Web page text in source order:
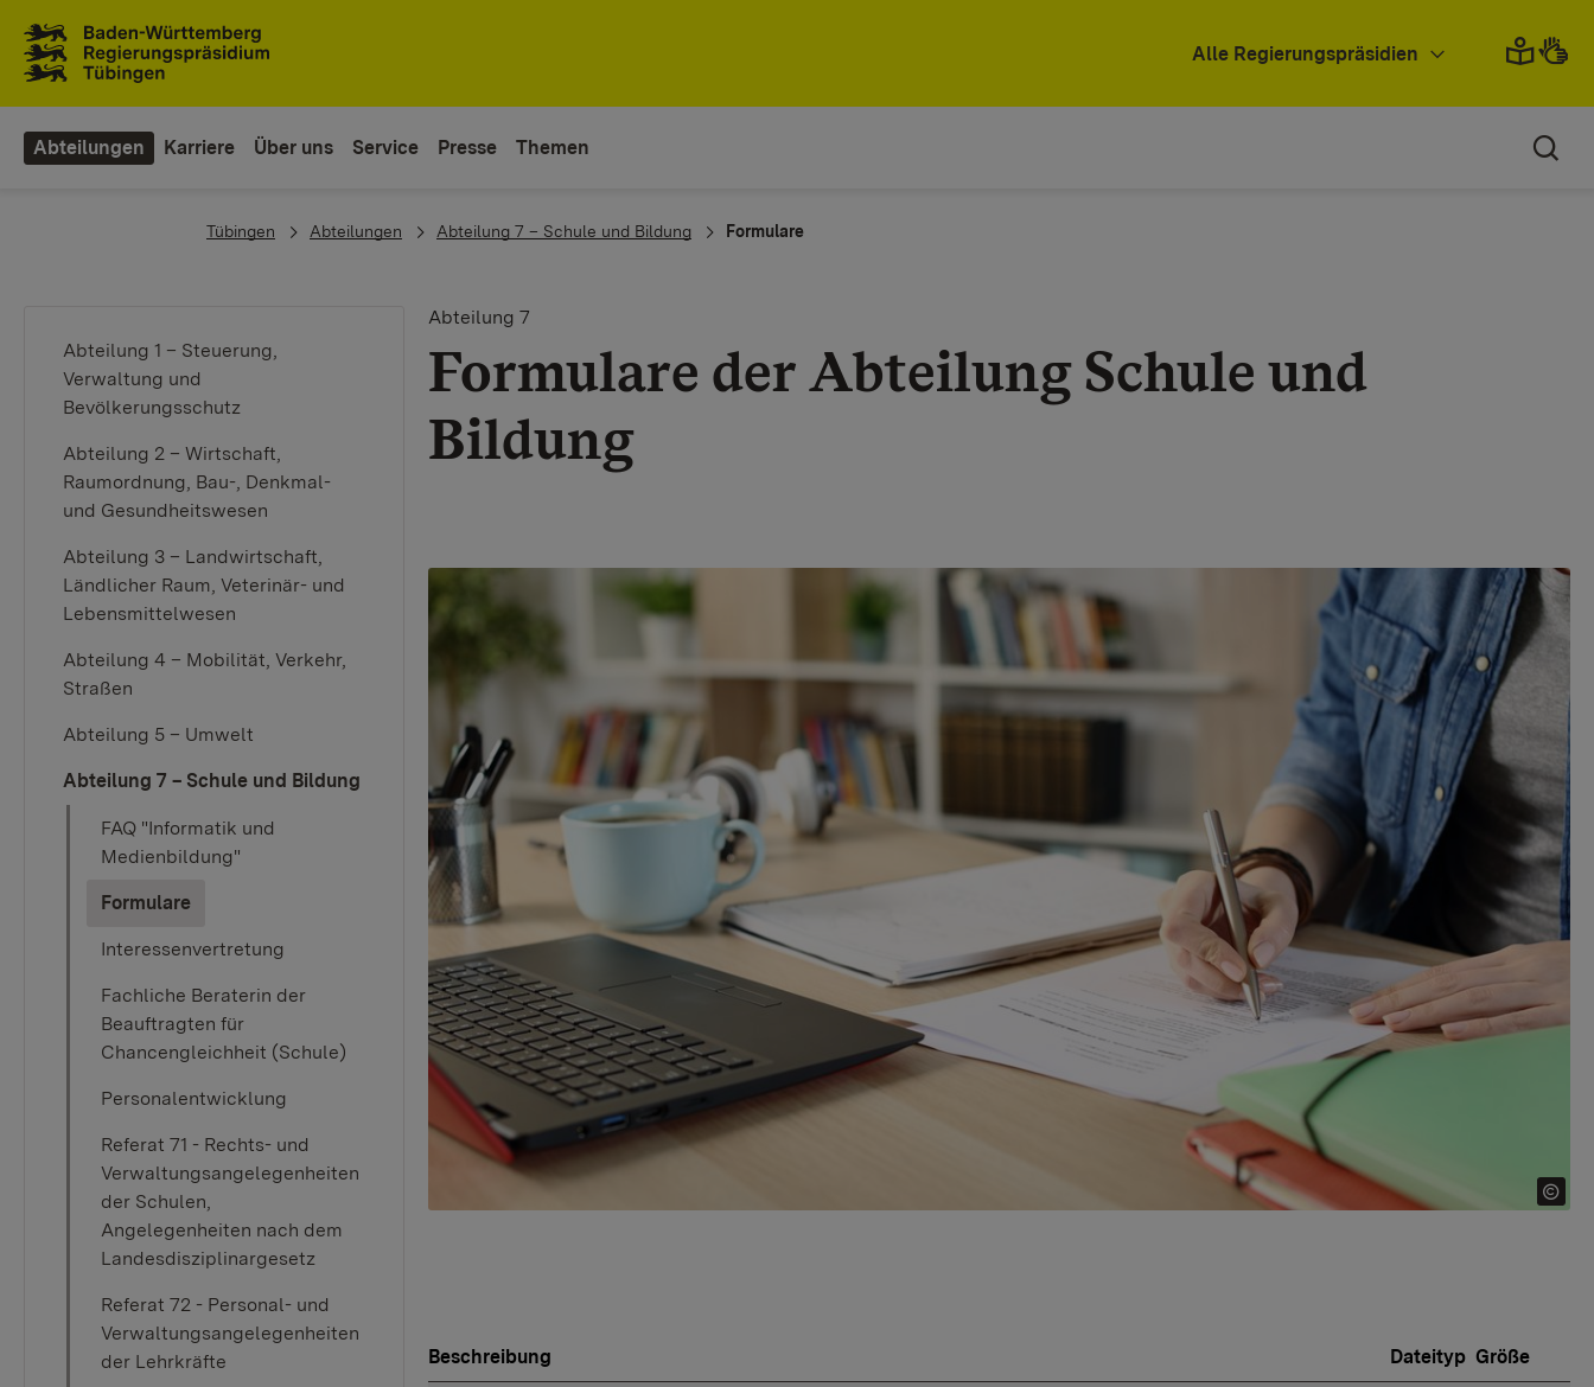
Alle Regierungspräsidien
Abteilungen Karriere Über uns Service Presse Themen
You are here:
Tübingen Abteilungen Abteilung 7 – Schule und Bildung Formulare
Abteilung 1 – Steuerung,
Verwaltung und
Bevölkerungsschutz
Abteilung 2 – Wirtschaft,
Raumordnung, Bau-, Denkmal-
und Gesundheitswesen
Abteilung 3 – Landwirtschaft,
Ländlicher Raum, Veterinär- und
Lebensmittelwesen
Abteilung 4 – Mobilität, Verkehr,
Straßen
Abteilung 5 – Umwelt
Abteilung 7 – Schule und Bildung
FAQ "Informatik und
Medienbildung"
Formulare(current)
Interessenvertretung
Fachliche Beraterin der
Beauftragten für
Chancengleichheit (Schule)
Personalentwicklung
Referat 71 - Rechts- und
Verwaltungsangelegenheiten
der Schulen,
Angelegenheiten nach dem
Landesdisziplinargesetz
Referat 72 - Personal- und
Verwaltungsangelegenheiten
der Lehrkräfte
Abteilung 7
Formulare der Abteilung Schule und
Bildung
Beschreibung Dateityp Größe